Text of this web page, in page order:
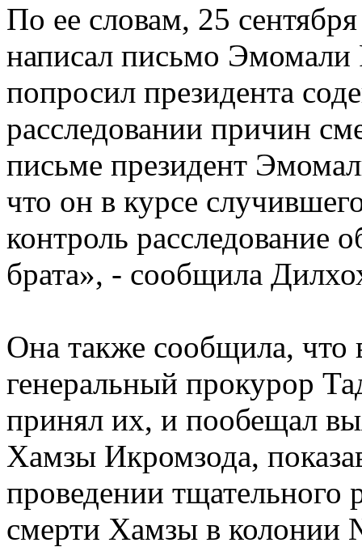
По ее словам, 25
написал письмо Эмомали
попросил президента
расследовании причин
письме президент
что он в курсе
контроль расследование
брата», - сообщила
Она также сообщила, что
генеральный прокурор
принял их, и пообещал
Хамзы Икромзода,
проведении тщательного
смерти Хамзы в колонии